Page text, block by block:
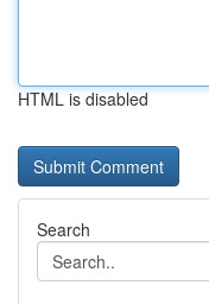
HTML is disabled
Search